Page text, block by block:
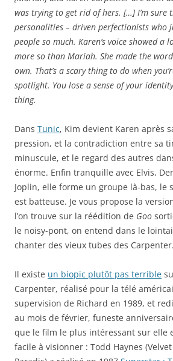
was trying to get rid of hers. […] I’m sure
personalities – driven perfectionists who
people so much. Karen’s voice showed a
more so than Mariah. She made the
own. That’s a scary thing to do when
spotlight. You lose a sense of your
thing.
Dans Tunic, Kim devient Karen après
pression, et la contradiction entre sa
minuscule, et le regard des autres
énorme. Enfin tranquille avec Elvis,
Joplin, elle forme un groupe là-bas, le
est batteuse. Je vous propose la
l’on trouve sur la réédition de Goo
le noisy-pont, on entend dans le
chanter des vieux tubes des Carpenter.
Il existe un biopic plutôt pas terrible
Carpenter, réalisé pour la télé
supervision de Richard en 1989, et
au mois de février, funeste
que le film le plus intéressant sur elle
facile à visionner : Todd Haynes